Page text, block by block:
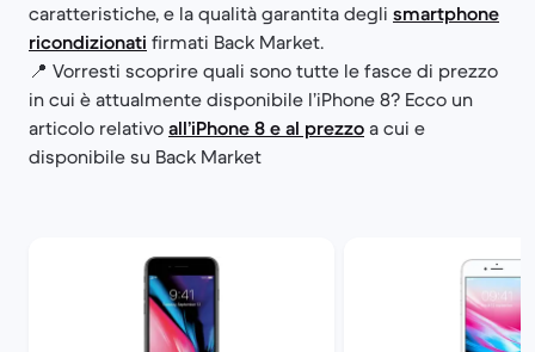
caratteristiche, e la qualità garantita degli smartphone
ricondizionati firmati Back Market.
📍 Vorresti scoprire quali sono tutte le fasce di prezzo
in cui è attualmente disponibile l’iPhone 8? Ecco un
articolo relativo all’iPhone 8 e al prezzo a cui e
disponibile su Back Market